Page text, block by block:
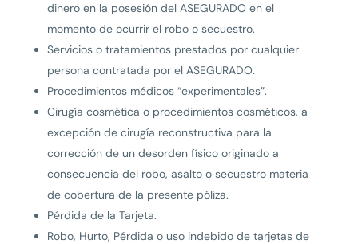
dinero en la posesión del ASEGURADO en el
momento de ocurrir el robo o secuestro.
Servicios o tratamientos prestados por cualquier
persona contratada por el ASEGURADO.
Procedimientos médicos “experimentales”.
Cirugía cosmética o procedimientos cosméticos, a
excepción de cirugía reconstructiva para la
corrección de un desorden físico originado a
consecuencia del robo, asalto o secuestro materia
de cobertura de la presente póliza.
Pérdida de la Tarjeta.
Robo, Hurto, Pérdida o uso indebido de tarjetas de